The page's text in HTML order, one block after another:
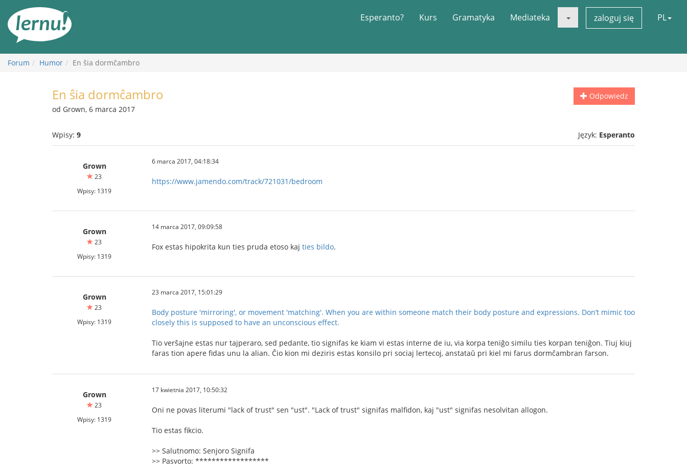
Esperanto? Kurs Gramatyka Mediateka zaloguj się PL
Forum Humor En ŝia dormĉambro
Odpowiedz
En ŝia dormĉambro
od Grown, 6 marca 2017
Wpisy: 9 Język: Esperanto
Grown
23
Wpisy: 1319
6 marca 2017, 04:18:34
https://www.jamendo.com/track/721031/bedroom
Grown
23
Wpisy: 1319
14 marca 2017, 09:09:58
Fox estas hipokrita kun ties pruda etoso kaj ties bildo.
Grown
23
Wpisy: 1319
23 marca 2017, 15:01:29
Body posture 'mirroring', or movement 'matching'. When you are within someone match their body posture and expressions. Don’t mimic too
closely this is supposed to have an unconscious effect.
Tio verŝajne estas nur tajperaro, sed pedante, tio signifas ke kiam vi estas interne de iu, via korpa teniĝo similu ties korpan teniĝon. Tiuj kiuj
faras tion apere fidas unu la alian. Ĉio kion mi deziris estas konsilo pri sociaj lertecoj, anstataŭ pri kiel mi farus dormĉambran farson.
Grown
23
Wpisy: 1319
17 kwietnia 2017, 10:50:32
Oni ne povas literumi "lack of trust" sen "ust". "Lack of trust" signifas malfidon, kaj "ust" signifas nesolvitan allogon.
Tio estas fikcio.
>> Salutnomo: Senjoro Signifa
>> Pasvorto: ******************